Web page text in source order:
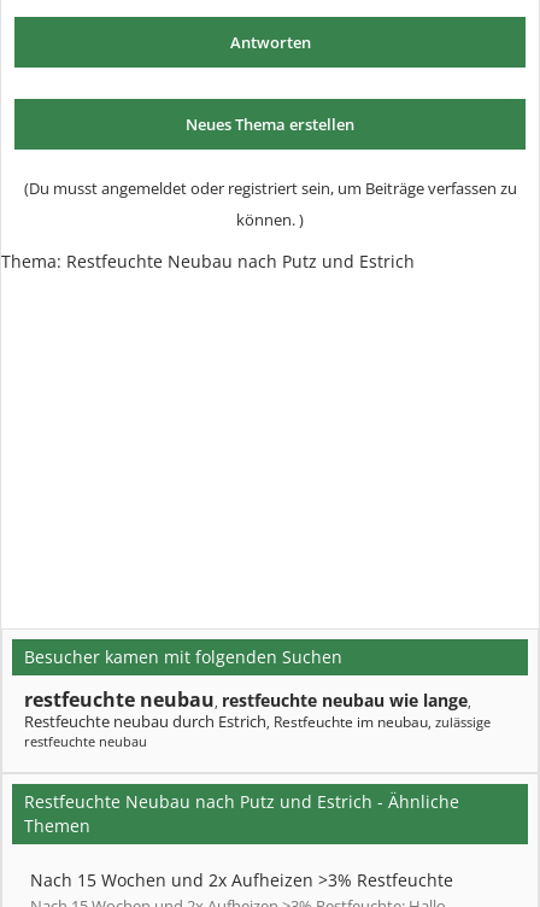
Antworten
Neues Thema erstellen
(Du musst angemeldet oder registriert sein, um Beiträge verfassen zu
können. )
Thema: Restfeuchte Neubau nach Putz und Estrich
Besucher kamen mit folgenden Suchen
restfeuchte neubau, restfeuchte neubau wie lange,
Restfeuchte neubau durch Estrich, Restfeuchte im neubau, zulässige
restfeuchte neubau
Restfeuchte Neubau nach Putz und Estrich - Ähnliche
Themen
Nach 15 Wochen und 2x Aufheizen >3% Restfeuchte